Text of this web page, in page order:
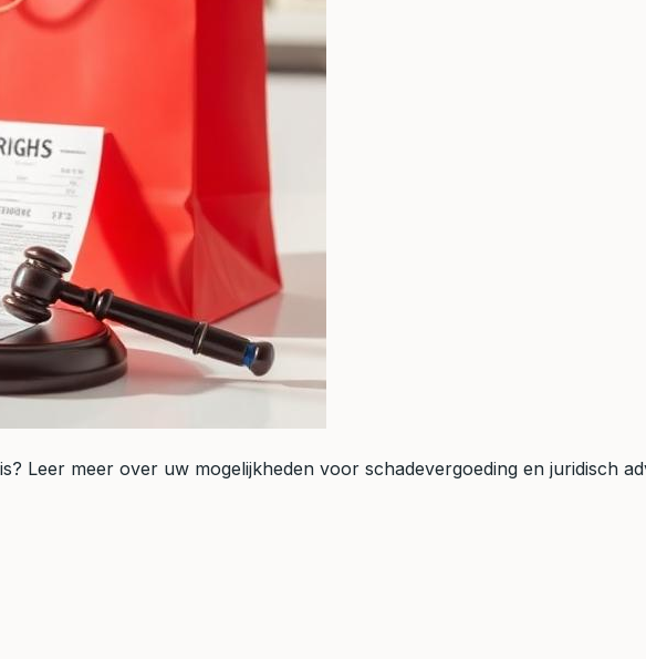
Leer meer over uw mogelijkheden voor schadevergoeding en juridisch